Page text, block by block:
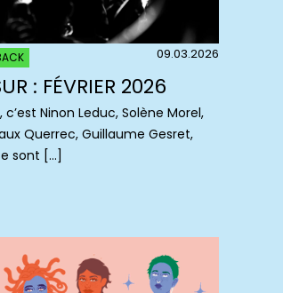
09.03.2026
: FÉVRIER 2026
Ninon Leduc, Solène Morel,
Querrec, Guillaume Gesret,
sont […]